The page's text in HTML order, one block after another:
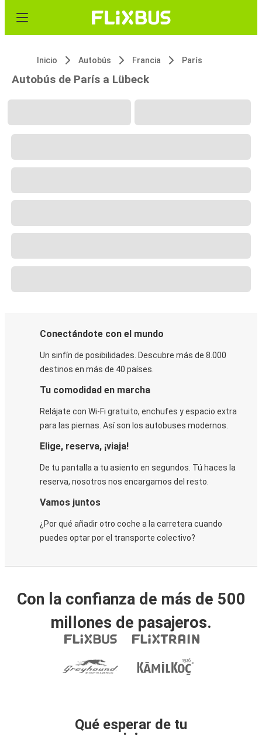
Inicio Autobús Francia París
Autobús de París a Lübeck
Conectándote con el mundo
Un sinfín de posibilidades. Descubre más de 8.000
destinos en más de 40 países.
Tu comodidad en marcha
Relájate con Wi-Fi gratuito, enchufes y espacio extra
para las piernas. Así son los autobuses modernos.
Elige, reserva, ¡viaja!
De tu pantalla a tu asiento en segundos. Tú haces la
reserva, nosotros nos encargamos del resto.
Vamos juntos
¿Por qué añadir otro coche a la carretera cuando
puedes optar por el transporte colectivo?
Con la confianza de más de 500
millones de pasajeros.
Qué esperar de tu